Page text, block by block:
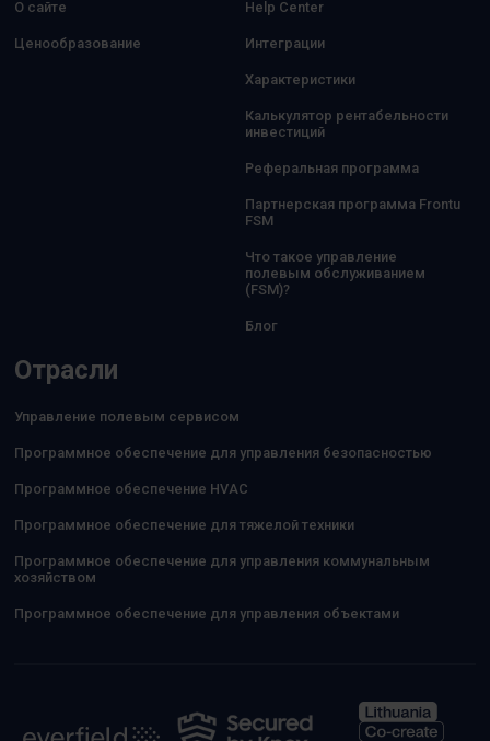
О сайте
Ценообразование
Help Center
Интеграции
Характеристики
Калькулятор рентабельности
инвестиций
Реферальная программа
Партнерская программа Frontu
FSM
Что такое управление
полевым обслуживанием
(FSM)?
Блог
Отрасли
Управление полевым сервисом
Программное обеспечение для управления безопасностью
Программное обеспечение HVAC
Программное обеспечение для тяжелой техники
Программное обеспечение для управления коммунальным
хозяйством
Программное обеспечение для управления объектами